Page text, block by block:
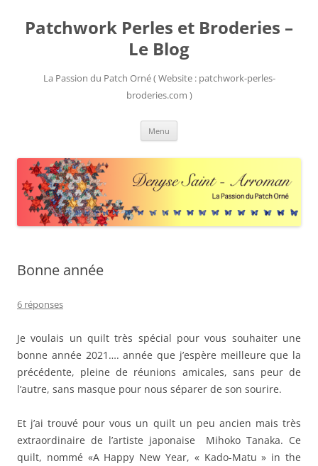
Patchwork Perles et Broderies –
Le Blog
La Passion du Patch Orné ( Website : patchwork-perles-
broderies.com )
Menu
Bonne année
6 réponses
Je voulais un quilt très spécial pour vous souhaiter une
bonne année 2021…. année que j’espère meilleure que la
précédente, pleine de réunions amicales, sans peur de
l’autre, sans masque pour nous séparer de son sourire.
Et j’ai trouvé pour vous un quilt un peu ancien mais très
extraordinaire de l’artiste japonaise Mihoko Tanaka. Ce
quilt, nommé «A Happy New Year, « Kado-Matu » in the